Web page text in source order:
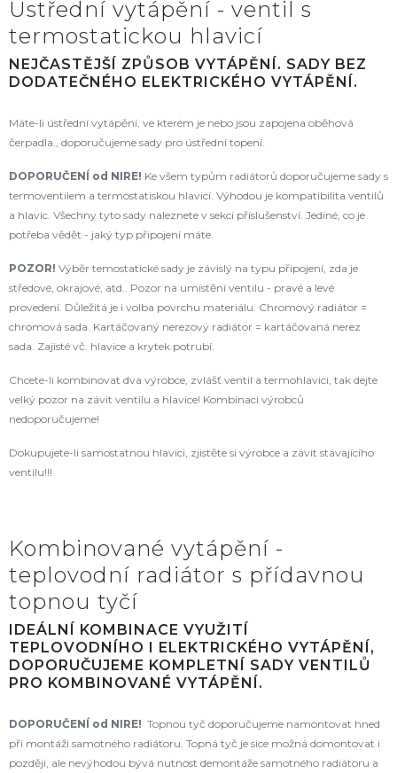
Ústřední vytápění - ventil s
termostatickou hlavicí
NEJČASTĚJŠÍ ZPŮSOB VYTÁPĚNÍ. SADY BEZ
DODATEČNÉHO ELEKTRICKÉHO VYTÁPĚNÍ.
Máte-li ústřední vytápění, ve kterém je nebo jsou zapojena oběhová
čerpadla., doporučujeme sady pro ústřední topení.
DOPORUČENÍ od NIRE! Ke všem typům radiátorů doporučujeme sady s
termoventilem a termostatiskou hlavicí. Výhodou je kompatibilita ventilů
a hlavic. Všechny tyto sady naleznete v sekci příslušenství. Jediné, co je
potřeba vědět - jaký typ připojení máte.
POZOR! Výběr temostatické sady je závislý na typu připojení, zda je
středové, okrajové, atd.. Pozor na umístění ventilu - pravé a levé
provedení. Důležitá je i volba povrchu materiálu. Chromový radiátor =
chromová sada. Kartáčovaný nerezový radiátor = kartáčovaná nerez
sada. Zajisté vč. hlavice a krytek potrubí.
Chcete-li kombinovat dva výrobce, zvlášť ventil a termohlavici, tak dejte
velký pozor na závit ventilu a hlavice! Kombinaci výrobců
nedoporučujeme!
Dokupujete-li samostatnou hlavici, zjistěte si výrobce a závit stávajícího
ventilu!!!
Kombinované vytápění -
teplovodní radiátor s přídavnou
topnou tyčí
IDEÁLNÍ KOMBINACE VYUŽITÍ
TEPLOVODNÍHO I ELEKTRICKÉHO VYTÁPĚNÍ,
DOPORUČUJEME KOMPLETNÍ SADY VENTILŮ
PRO KOMBINOVANÉ VYTÁPĚNÍ.
DOPORUČENÍ od NIRE! Topnou tyč doporučujeme namontovat hned
při montáži samotného radiátoru. Topná tyč je sice možná domontovat i
později, ale nevýhodou bývá nutnost demontáže samotného radiátoru a